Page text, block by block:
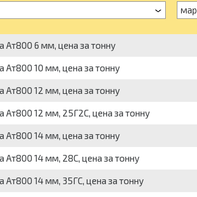
Ат800 6 мм, цена за тонну
Ат800 10 мм, цена за тонну
Ат800 12 мм, цена за тонну
Ат800 12 мм, 25Г2С, цена за тонну
Ат800 14 мм, цена за тонну
Ат800 14 мм, 28С, цена за тонну
Ат800 14 мм, 35ГС, цена за тонну